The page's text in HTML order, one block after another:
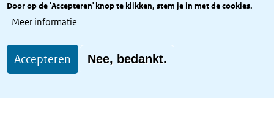
Door op de 'Accepteren' knop te klikken, stem je in met de cookies.
Meer informatie
Accepteren Nee, bedankt.
Toegang site openbaar
Toegankelijkheid